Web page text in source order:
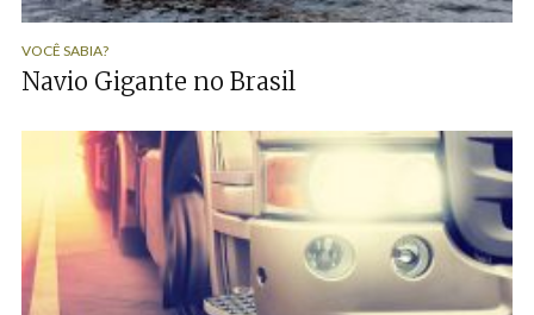
VOCÊ SABIA?
Navio Gigante no Brasil